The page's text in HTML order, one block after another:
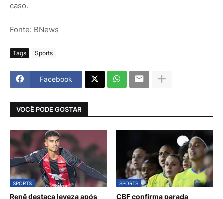
caso.
Fonte: BNews
Tags Sports
Facebook
VOCÊ PODE GOSTAR
SPORTS
Renê destaca leveza após
SPORTS
CBF confirma parada